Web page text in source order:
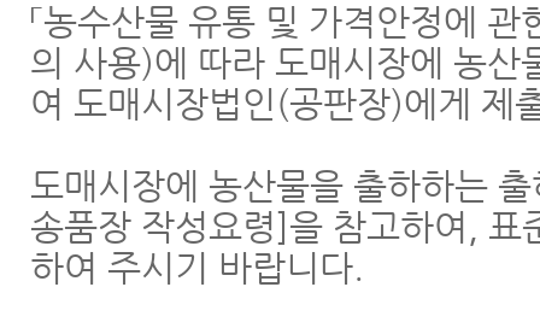
「농수산물 유통 및 가격안정에
의 사용)에 따라 도매시장에 농산
여 도매시장법인(공판장)에게 제
도매시장에 농산물을 출하하는
송품장 작성요령]을 참고하여, 표
하여 주시기 바랍니다.